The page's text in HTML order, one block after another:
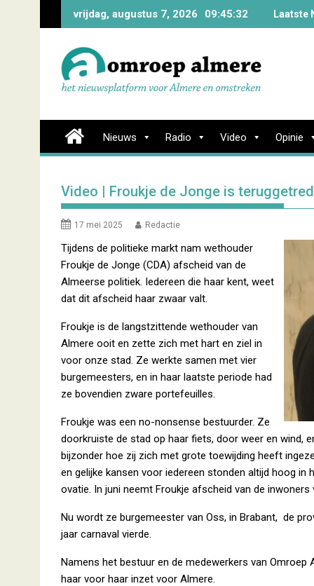
vrijdag, augustus 7, 2026 09:45:33 Laatste
Nieuws Radio Video Opinie
Video | Froukje de Jonge is
17 mei 2025 Redactie
Tijdens de politieke markt nam wethouder
Froukje de Jonge (CDA) afscheid van de
Almeerse politiek. Iedereen die haar kent, weet
dat dit afscheid haar zwaar valt.
Froukje is de langstzittende wethouder van
Almere ooit en zette zich met hart en ziel in
voor onze stad. Ze werkte samen met vier
burgemeesters, en in haar laatste periode had
ze bovendien zware portefeuilles.
Froukje was een no-nonsense bestuurder. Ze
doorkruiste de stad op haar fiets, door weer en wind,
bijzonder hoe zij zich met grote toewijding heeft
en gelijke kansen voor iedereen stonden altijd hoog
ovatie. In juni neemt Froukje afscheid van de inwoners
Nu wordt ze burgemeester van Oss, in Brabant, de
jaar carnaval vierde.
Namens het bestuur en de medewerkers van
haar voor haar inzet voor Almere.